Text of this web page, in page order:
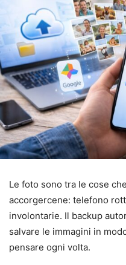
Le foto sono tra le cose
accorgercene: telefono
involontarie. Il backup
salvare le immagini in
pensare ogni volta.